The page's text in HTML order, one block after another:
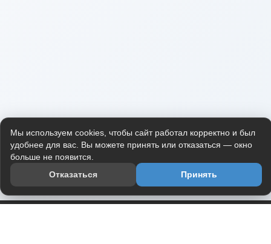
Мы используем cookies, чтобы сайт работал корректно и был
удобнее для вас. Вы можете принять или отказаться — окно
больше не появится.
Отказаться
Принять